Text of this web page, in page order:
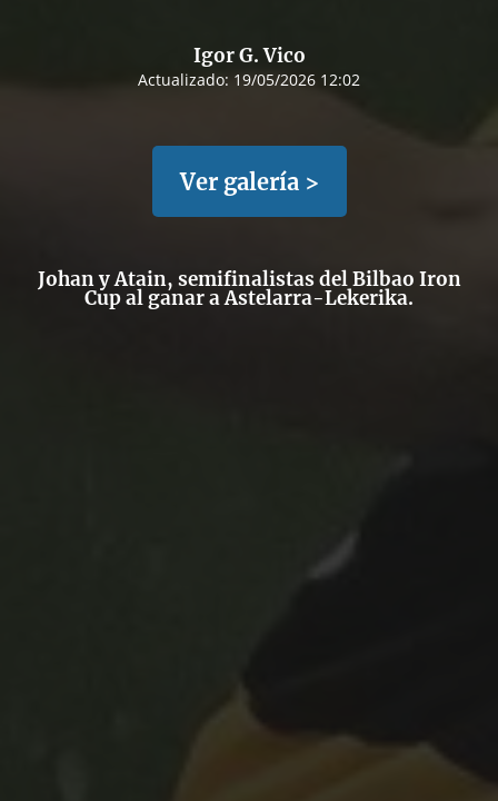
Igor G. Vico
Actualizado: 19/05/2026 12:02
Ver galería >
Johan y Atain, semifinalistas del Bilbao Iron
Cup al ganar a Astelarra-Lekerika.